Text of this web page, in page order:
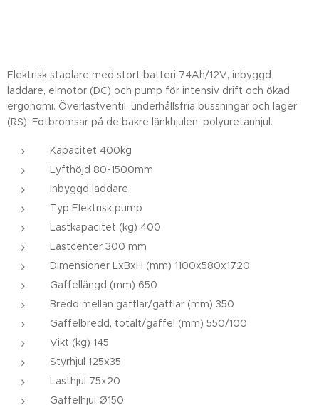
Elektrisk staplare med stort batteri 74Ah/12V, inbyggd
laddare, elmotor (DC) och pump för intensiv drift och ökad
ergonomi. Överlastventil, underhållsfria bussningar och lager
(RS). Fotbromsar på de bakre länkhjulen, polyuretanhjul.
Kapacitet 400kg
Lyfthöjd 80-1500mm
Inbyggd laddare
Typ Elektrisk pump
Lastkapacitet (kg) 400
Lastcenter 300 mm
Dimensioner LxBxH (mm) 1100x580x1720
Gaffellängd (mm) 650
Bredd mellan gafflar/gafflar (mm) 350
Gaffelbredd, totalt/gaffel (mm) 550/100
Vikt (kg) 145
Styrhjul 125x35
Lasthjul 75x20
Gaffelhjul Ø150